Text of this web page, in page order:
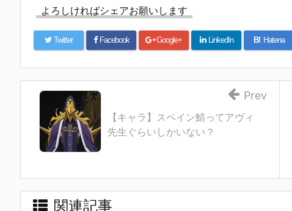
よろしければシェアお願いします
Twitter Facebook Google+ LinkedIn B! Hatena
【キャラ】スペイン鯖ってアヴィ
先生ぐらいしかいない？
Prev
関連記事